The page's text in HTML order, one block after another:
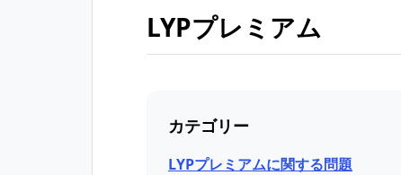
LYPプレミアム
カテゴリー
LYPプレミアムに関する問題